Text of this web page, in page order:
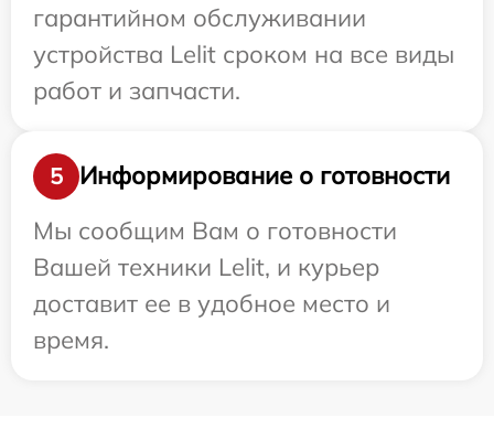
гарантийном обслуживании
устройства Lelit сроком на все виды
работ и запчасти.
5
Информирование о готовности
Мы сообщим Вам о готовности
Вашей техники Lelit, и курьер
доставит ее в удобное место и
время.